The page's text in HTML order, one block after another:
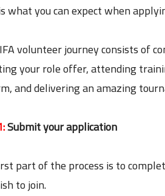
what you can expect when
volunteer journey consists of
your role offer, attending
and delivering an amazing
Submit your application
part of the process is to
to join.